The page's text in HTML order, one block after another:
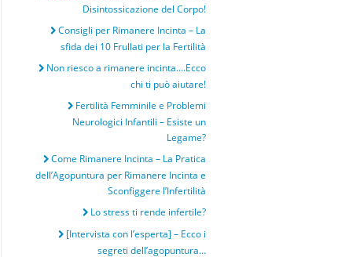
Disintossicazione del Corpo!
Consigli per Rimanere Incinta – La
sfida dei 10 Frullati per la Fertilità
Non riesco a rimanere incinta….Ecco
chi ti può aiutare!
Fertilità Femminile e Problemi
Neurologici Infantili – Esiste un
Legame?
Come Rimanere Incinta – La Pratica
dell’Agopuntura per Rimanere Incinta e
Sconfiggere l’Infertilità
Lo stress ti rende infertile?
[Intervista con l’esperta] – Ecco i
segreti dell’agopuntura…